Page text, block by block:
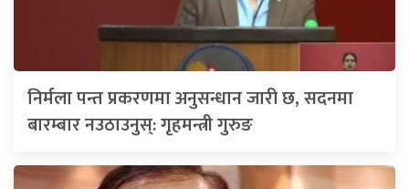
निर्मला पन्त प्रकरणमा अनुसन्धान जारी छ, सदनमा
बारम्बार नउठाउनुस्: गृहमन्त्री गुरुङ